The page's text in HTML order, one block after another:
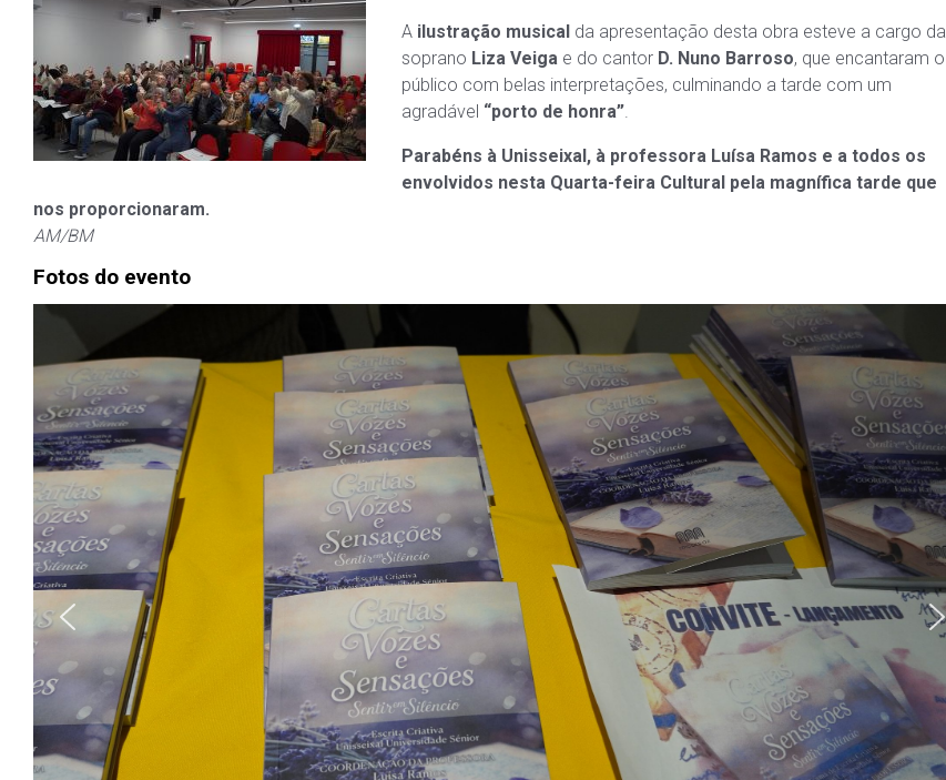
A ilustração musical da apresentação desta obra esteve a cargo da
soprano Liza Veiga e do cantor D. Nuno Barroso, que encantaram o
público com belas interpretações, culminando a tarde com um
agradável “porto de honra”.
Parabéns à Unisseixal, à professora Luísa Ramos e a todos os
envolvidos nesta Quarta-feira Cultural pela magnífica tarde que
nos proporcionaram.
AM/BM
Fotos do evento